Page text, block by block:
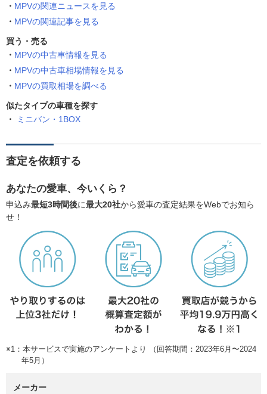
MPVの関連ニュースを見る
MPVの関連記事を見る
買う・売る
MPVの中古車情報を見る
MPVの中古車相場情報を見る
MPVの買取相場を調べる
似たタイプの車種を探す
ミニバン・1BOX
査定を依頼する
あなたの愛車、今いくら？
申込み最短3時間後に最大20社から愛車の査定結果をWebでお知ら
せ！
※1：本サービスで実施のアンケートより （回答期間：2023年6月〜2024
年5月）
メーカー